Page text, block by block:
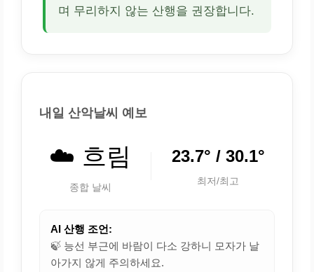
며 무리하지 않는 산행을 권장합니다.
내일 산악날씨 예보
☁️ 흐림
종합 날씨
23.7° / 30.1°
최저/최고
AI 산행 조언:
🍃 능선 부근에 바람이 다소 강하니 모자가 날
아가지 않게 주의하세요.